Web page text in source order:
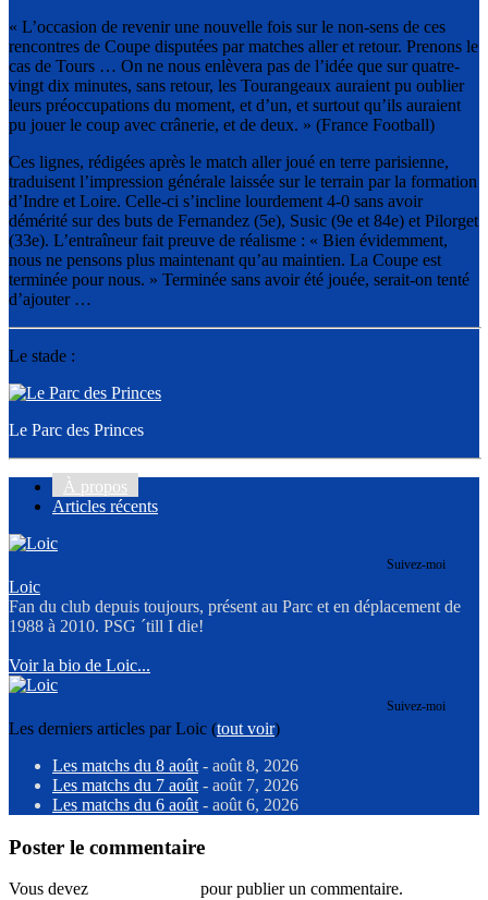
« L’occasion de revenir une nouvelle fois sur le non-sens de ces
rencontres de Coupe disputées par matches aller et retour. Prenons le
cas de Tours … On ne nous enlèvera pas de l’idée que sur quatre-
vingt dix minutes, sans retour, les Tourangeaux auraient pu oublier
leurs préoccupations du moment, et d’un, et surtout qu’ils auraient
pu jouer le coup avec crânerie, et de deux. » (France Football)
Ces lignes, rédigées après le match aller joué en terre parisienne,
traduisent l’impression générale laissée sur le terrain par la formation
d’Indre et Loire. Celle-ci s’incline lourdement 4-0 sans avoir
démérité sur des buts de Fernandez (5e), Susic (9e et 84e) et Pilorget
(33e). L’entraîneur fait preuve de réalisme : « Bien évidemment,
nous ne pensons plus maintenant qu’au maintien. La Coupe est
terminée pour nous. » Terminée sans avoir été jouée, serait-on tenté
d’ajouter …
Le stade :
Le Parc des Princes
À propos
Articles récents
Suivez-moi
Loic
Fan du club depuis toujours, présent au Parc et en déplacement de
1988 à 2010. PSG ´till I die!
Voir la bio de Loic...
Suivez-moi
Les derniers articles par Loic (tout voir)
Les matchs du 8 août - août 8, 2026
Les matchs du 7 août - août 7, 2026
Les matchs du 6 août - août 6, 2026
Poster le commentaire
Vous devez pour publier un commentaire.